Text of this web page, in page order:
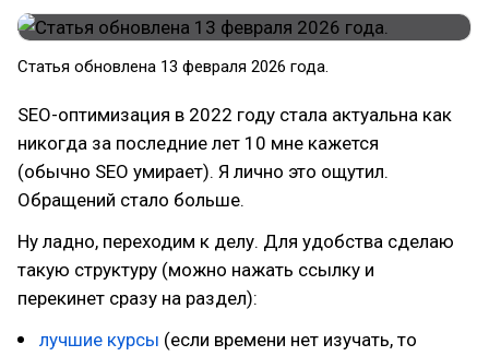
Статья обновлена 13 февраля 2026 года.
SEO-оптимизация в 2022 году стала актуальна как
никогда за последние лет 10 мне кажется
(обычно SEO умирает). Я лично это ощутил.
Обращений стало больше.
Ну ладно, переходим к делу. Для удобства сделаю
такую структуру (можно нажать ссылку и
перекинет сразу на раздел):
лучшие курсы (если времени нет изучать, то